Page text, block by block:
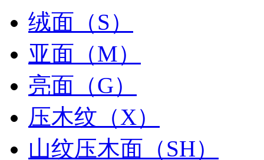
绒面（S）
亚面（M）
亮面（G）
压木纹（X）
山纹压木面（SH）